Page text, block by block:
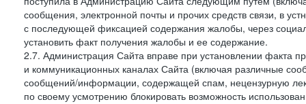
сообщения, электронной почты и прочих средств связи, в
с последующей фиксацией содержания жалобы, через
установить факт получения жалобы и ее содержание.
2.7. Администрация Сайта вправе при установлении факта
и коммуникационных каналах Сайта (включая различные
сообщений/информации, содержащей спам, нецензурную
по своему усмотрению блокировать возможность